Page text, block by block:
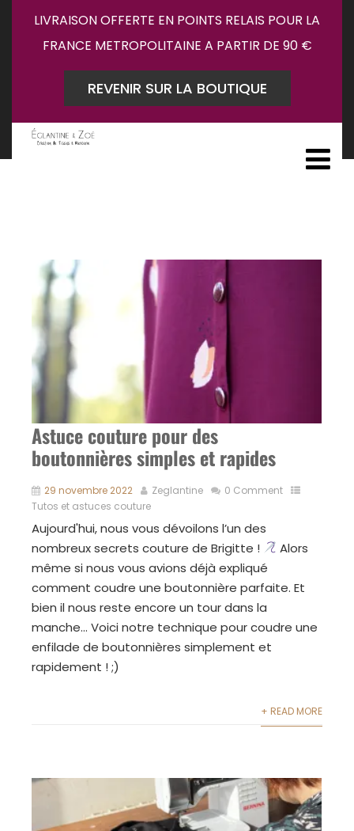
LIVRAISON OFFERTE EN POINTS RELAIS POUR LA
FRANCE METROPOLITAINE A PARTIR DE 90 €
REVENIR SUR LA BOUTIQUE
Astuce couture pour des
boutonnières simples et rapides
29 novembre 2022 Zeglantine
0 Comment
Tutos et astuces couture
Aujourd'hui, nous vous dévoilons l’un des
nombreux secrets couture de Brigitte !
Alors
même si nous vous avions déjà expliqué
comment coudre une boutonnière parfaite. Et
bien il nous reste encore un tour dans la
manche... Voici notre technique pour coudre une
enfilade de boutonnières simplement et
rapidement ! ;)
+ READ MORE